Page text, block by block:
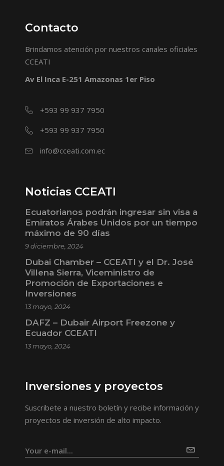
Contacto
Brindamos atención por nuestros canales oficiales
CCEATI
Av El Inca E-251 Amazonas 1er Piso
+593 99 937 7950
+593 99 937 7950
info@cceati.com.ec
Noticias CCEATI
Ecuatorianos podrán ingresar sin visa a
Emiratos Árabes Unidos por un tiempo
máximo de 90 días
9 diciembre, 2024
Dubai Chamber – CCEATI y el Dr. José
Villena Sierra, Viceministro de
Promoción de Exportaciones e
Inversiones
13 mayo, 2024
DAFZ – Dubair Airport Freezone y
Ecuador CCEATI
13 mayo, 2024
Inversiones y proyectos
Suscribete a nuestro boletín y recibe información y
proyectos de inversión de alto impacto.